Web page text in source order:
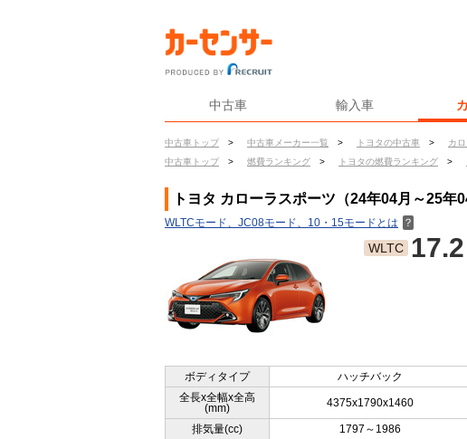
中古車 輸入車
中古車トップ > 中古車メーカー一覧 > トヨタの中古車 > カ
中古車トップ
> 燃費ランキング > トヨタの燃費ランキング >
トヨタ カローラスポーツ（24年04月～25年
WLTCモード、JC08モード、10・15モードとは ？
WLTC 17.2
ボディタイプ ハッチバック
全長x全幅x全高
(mm)
4375x1790x1460
排気量(cc) 1797～1986